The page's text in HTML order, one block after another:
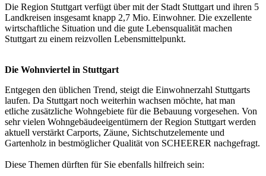
Die Region Stuttgart verfügt über mit der Stadt Stuttgart und ihren 5
Landkreisen insgesamt knapp 2,7 Mio. Einwohner. Die exzellente
wirtschaftliche Situation und die gute Lebensqualität machen
Stuttgart zu einem reizvollen Lebensmittelpunkt.
Die Wohnviertel in Stuttgart
Entgegen den üblichen Trend, steigt die Einwohnerzahl Stuttgarts
laufen. Da Stuttgart noch weiterhin wachsen möchte, hat man
etliche zusätzliche Wohngebiete für die Bebauung vorgesehen. Von
sehr vielen Wohngebäudeeigentümern der Region Stuttgart werden
aktuell verstärkt Carports, Zäune, Sichtschutzelemente und
Gartenholz in bestmöglicher Qualität von SCHEERER nachgefragt.
Diese Themen dürften für Sie ebenfalls hilfreich sein: